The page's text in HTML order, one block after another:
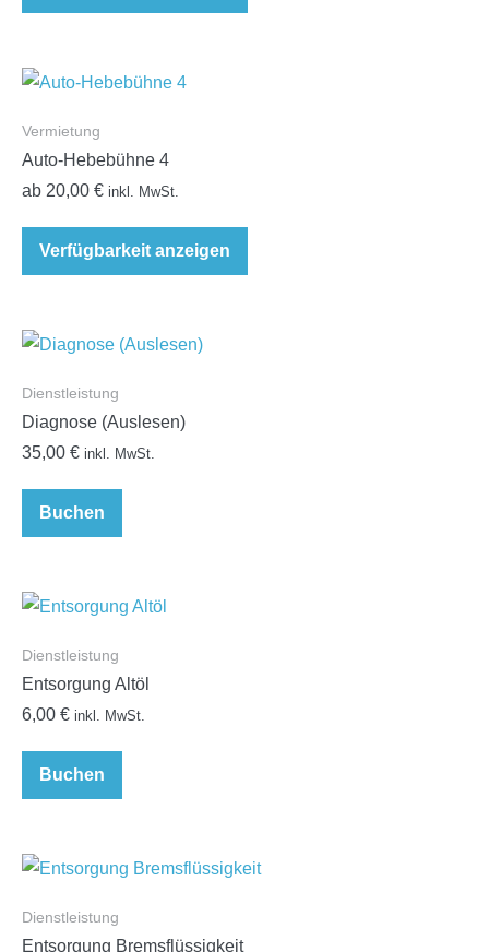
Vermietung
Auto-Hebebühne 4
ab 20,00 € inkl. MwSt.
Verfügbarkeit anzeigen
Dienstleistung
Diagnose (Auslesen)
35,00 € inkl. MwSt.
Buchen
Dienstleistung
Entsorgung Altöl
6,00 € inkl. MwSt.
Buchen
Dienstleistung
Entsorgung Bremsflüssigkeit